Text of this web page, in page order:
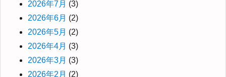
2026年7月 (3)
2026年6月 (2)
2026年5月 (2)
2026年4月 (3)
2026年3月 (3)
2026年2月 (2)